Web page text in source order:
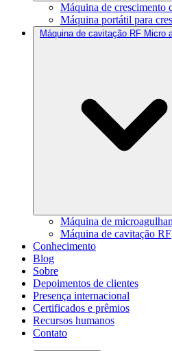
Máquina de crescimento
Máquina portátil para
Máquina de cavitação RF Micro
Máquina de
Máquina de cavitação RF
Conhecimento
Blog
Sobre
Depoimentos de clientes
Presença internacional
Certificados e prêmios
Recursos humanos
Contato